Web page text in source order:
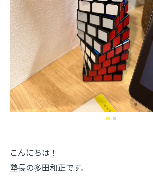
こんにちは！
塾長の多田和正です。